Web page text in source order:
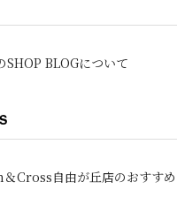
SHOP BLOGについて
Cross自由が丘店のおすすめ